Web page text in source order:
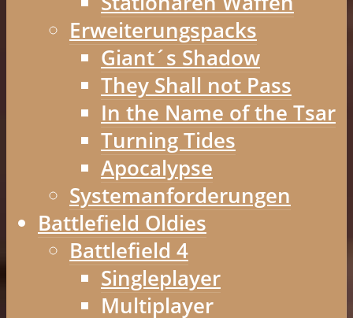
Erweiterungspacks
Giant´s Shadow
They Shall not Pass
In the Name of the Tsar
Turning Tides
Apocalypse
Systemanforderungen
Battlefield Oldies
Battlefield 4
Singleplayer
Multiplayer